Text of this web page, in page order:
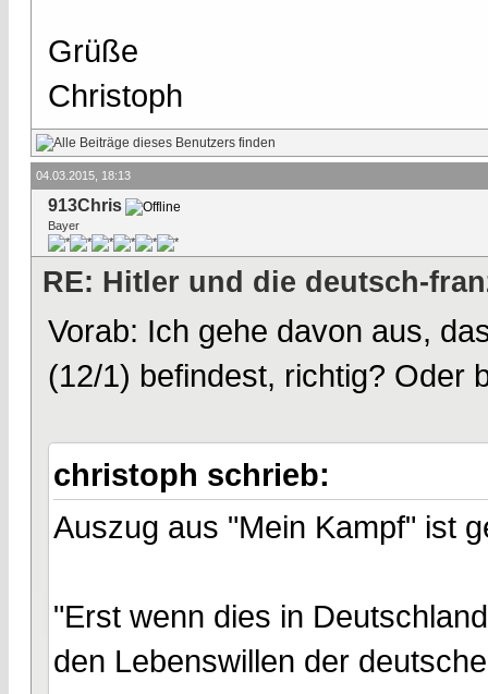
Grüße
Christoph
04.03.2015, 18:13
913Chris
Bayer
RE: Hitler und die deutsch-
Vorab: Ich gehe davon aus,
(12/1) befindest, richtig? Oder
christoph schrieb:
Auszug aus "Mein Kampf" ist
"Erst wenn dies in
den Lebenswillen der